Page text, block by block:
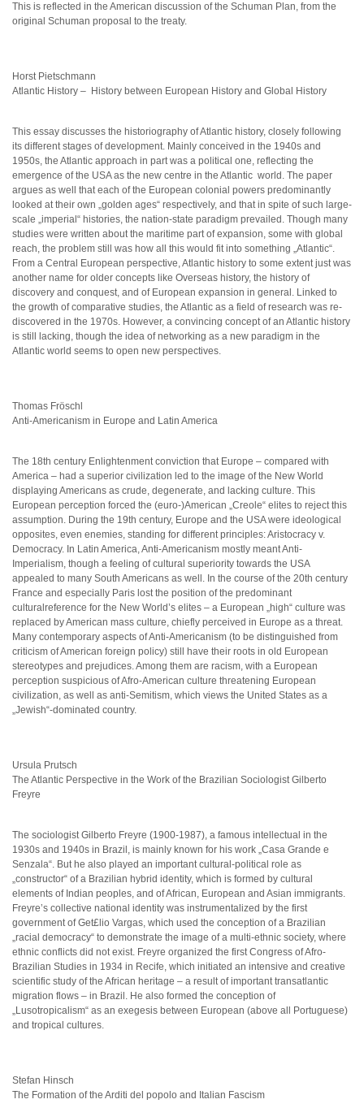
This is reflected in the American discussion of the Schuman Plan, from the
original Schuman proposal to the treaty.
Horst Pietschmann
Atlantic History – History between European History and Global History
This essay discusses the historiography of Atlantic history, closely following
its different stages of development. Mainly conceived in the 1940s and
1950s, the Atlantic approach in part was a political one, reflecting the
emergence of the USA as the new centre in the Atlantic world. The paper
argues as well that each of the European colonial powers predominantly
looked at their own „golden ages“ respectively, and that in spite of such large-
scale „imperial“ histories, the nation-state paradigm prevailed. Though many
studies were written about the maritime part of expansion, some with global
reach, the problem still was how all this would fit into something „Atlantic“.
From a Central European perspective, Atlantic history to some extent just was
another name for older concepts like Overseas history, the history of
discovery and conquest, and of European expansion in general. Linked to
the growth of comparative studies, the Atlantic as a field of research was re-
discovered in the 1970s. However, a convincing concept of an Atlantic history
is still lacking, though the idea of networking as a new paradigm in the
Atlantic world seems to open new perspectives.
Thomas Fröschl
Anti-Americanism in Europe and Latin America
The 18th century Enlightenment conviction that Europe – compared with
America – had a superior civilization led to the image of the New World
displaying Americans as crude, degenerate, and lacking culture. This
European perception forced the (euro-)American „Creole“ elites to reject this
assumption. During the 19th century, Europe and the USA were ideological
opposites, even enemies, standing for different principles: Aristocracy v.
Democracy. In Latin America, Anti-Americanism mostly meant Anti-
Imperialism, though a feeling of cultural superiority towards the USA
appealed to many South Americans as well. In the course of the 20th century
France and especially Paris lost the position of the predominant
culturalreference for the New World’s elites – a European „high“ culture was
replaced by American mass culture, chiefly perceived in Europe as a threat.
Many contemporary aspects of Anti-Americanism (to be distinguished from
criticism of American foreign policy) still have their roots in old European
stereotypes and prejudices. Among them are racism, with a European
perception suspicious of Afro-American culture threatening European
civilization, as well as anti-Semitism, which views the United States as a
„Jewish“-dominated country.
Ursula Prutsch
The Atlantic Perspective in the Work of the Brazilian Sociologist Gilberto
Freyre
The sociologist Gilberto Freyre (1900-1987), a famous intellectual in the
1930s and 1940s in Brazil, is mainly known for his work „Casa Grande e
Senzala“. But he also played an important cultural-political role as
„constructor“ of a Brazilian hybrid identity, which is formed by cultural
elements of Indian peoples, and of African, European and Asian immigrants.
Freyre’s collective national identity was instrumentalized by the first
government of Get£lio Vargas, which used the conception of a Brazilian
„racial democracy“ to demonstrate the image of a multi-ethnic society, where
ethnic conflicts did not exist. Freyre organized the first Congress of Afro-
Brazilian Studies in 1934 in Recife, which initiated an intensive and creative
scientific study of the African heritage – a result of important transatlantic
migration flows – in Brazil. He also formed the conception of
„Lusotropicalism“ as an exegesis between European (above all Portuguese)
and tropical cultures.
Stefan Hinsch
The Formation of the Arditi del popolo and Italian Fascism